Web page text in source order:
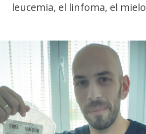
leucemia, el linfoma, el